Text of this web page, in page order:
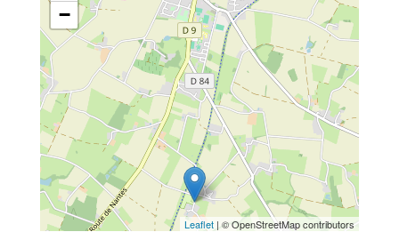
−
Leaflet | © OpenStreetMap contributors